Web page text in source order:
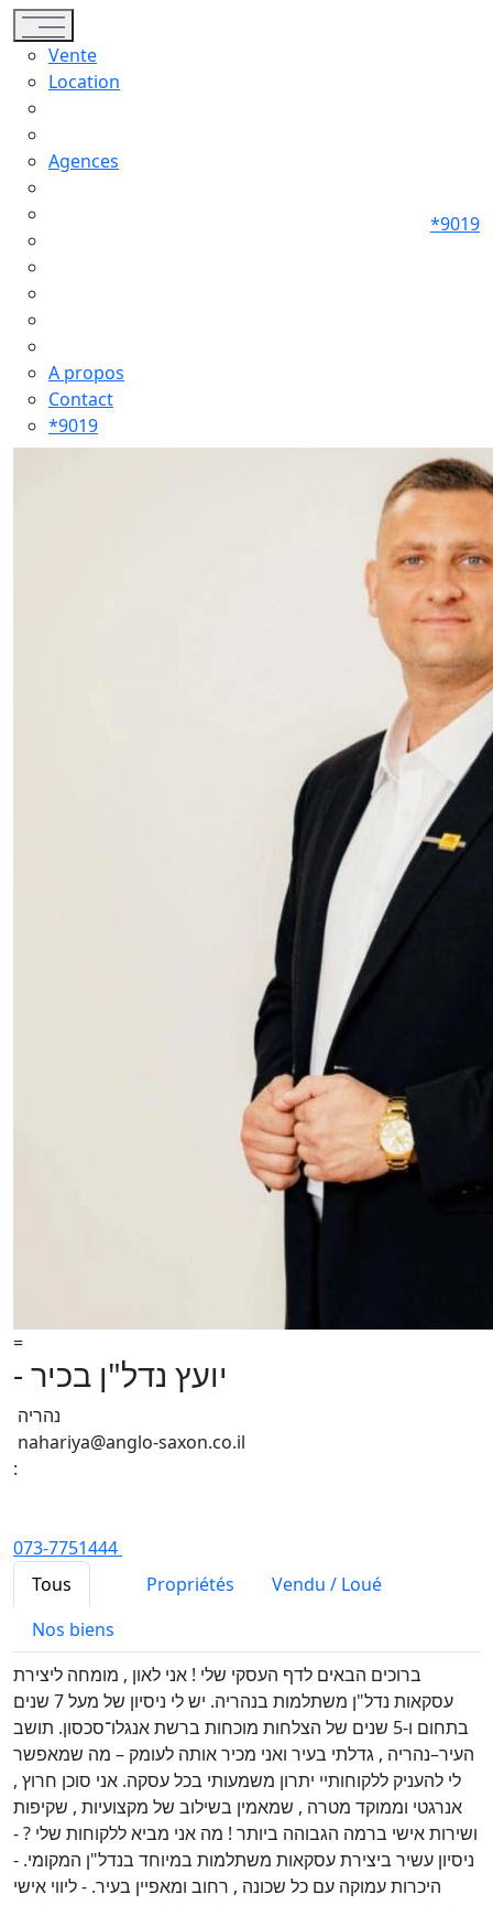
Toggle navigation
Vente
Location
Agences
A propos
Contact
*9019
*9019
=
- יועץ נדל"ן בכיר
נהריה
nahariya@anglo-saxon.co.il
:
073-7751444
Tous
Propriétés
Vendu / Loué
Nos biens
ברוכים הבאים לדף העסקי שלי ! אני לאון , מומחה ליצירת
עסקאות נדל"ן משתלמות בנהריה. יש לי ניסיון של מעל 7 שנים
בתחום ו-5 שנים של הצלחות מוכחות ברשת אנגלו־סכסון. תושב
העיר–נהריה , גדלתי בעיר ואני מכיר אותה לעומק – מה שמאפשר
לי להעניק ללקוחותיי יתרון משמעותי בכל עסקה. אני סוכן חרוץ ,
אנרגטי וממוקד מטרה , שמאמין בשילוב של מקצועיות , שקיפות
ושירות אישי ברמה הגבוהה ביותר ! מה אני מביא ללקוחות שלי ? -
ניסיון עשיר ביצירת עסקאות משתלמות במיוחד בנדל"ן המקומי. -
היכרות עמוקה עם כל שכונה , רחוב ומאפיין בעיר. - ליווי אישי